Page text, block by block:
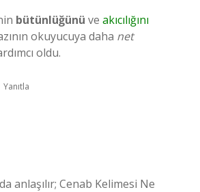
bütünlüğünü ve akıcılığını
okuyucuya daha net
oldu.
Yanıtla
anlaşılır; Cenab Kelimesi Ne